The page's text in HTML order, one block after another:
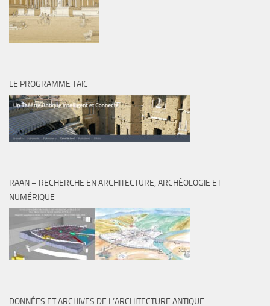
LE PROGRAMME TAIC
RAAN – RECHERCHE EN ARCHITECTURE, ARCHÉOLOGIE ET
NUMÉRIQUE
DONNÉES ET ARCHIVES DE L’ARCHITECTURE ANTIQUE